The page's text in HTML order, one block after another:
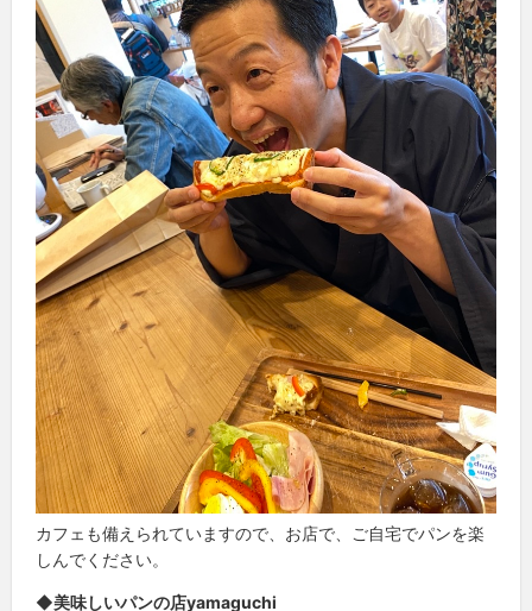
カフェも備えられていますので、お店で、ご自宅でパンを楽
しんでください。
◆美味しいパンの店yamaguchi